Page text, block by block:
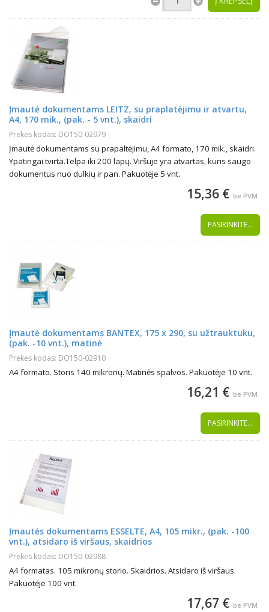
Įmautė dokumentams LEITZ, su praplatėjimu ir atvartu,
A4, 170 mik., (pak. - 5 vnt.), skaidri
Prekės kodas: DO150-02979
Įmautė dokumentams su prapaltėjimu, A4 formato, 170 mik., skaidri.
Ypatingai tvirta.Telpa iki 200 lapų. Viršuje yra atvartas, kuris saugo
dokumentus nuo dulkių ir pan. Pakuotėje 5 vnt.
15,36 € be PVM
PASIRINKITE...
Įmautė dokumentams BANTEX, 175 x 290, su užtrauktuku,
(pak. -10 vnt.), matinė
Prekės kodas: DO150-02910
A4 formato. Storis 140 mikronų. Matinės spalvos. Pakuotėje 10 vnt.
16,21 € be PVM
PASIRINKITE...
Įmautės dokumentams ESSELTE, A4, 105 mikr., (pak. -100
vnt.), atsidaro iš viršaus, skaidrios
Prekės kodas: DO150-02988
A4 formatas. 105 mikronų storio. Skaidrios. Atsidaro iš viršaus.
Pakuotėje 100 vnt.
17,67 € be PVM